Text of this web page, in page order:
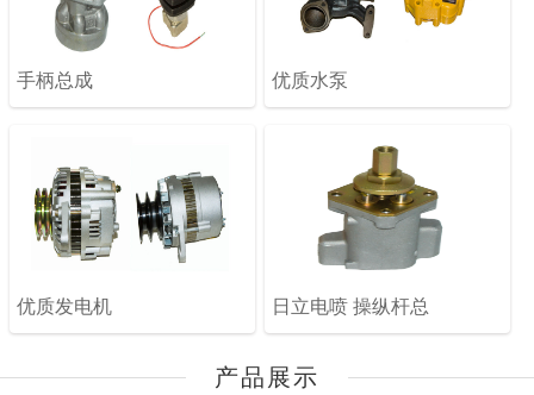
手柄总成 优质水泵
优质发电机 日立电喷 操纵杆总
产品展示